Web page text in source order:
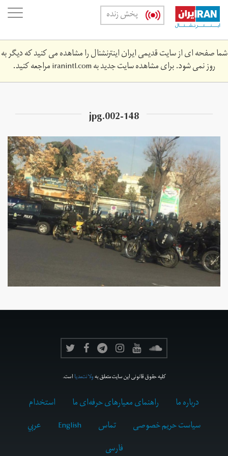
Skip
main
content
پخش زنده
شما صفحه ای از سایت قدیمی ایران اینترنشنال را مشاهده می کنید که دیگر به
روز نمی شود. برای مشاهده سایت جدید بهiranintl.comمراجعه کنید.
002-148.jpg
کلیه حقوق قانونی این سایت متعلق بهولانت‌مدیااست.
درباره ما راهنمای معیارهای حرفه‌ای ما
استخدام
سیاست حریم خصوصی
تماس English
عربي
فارسى